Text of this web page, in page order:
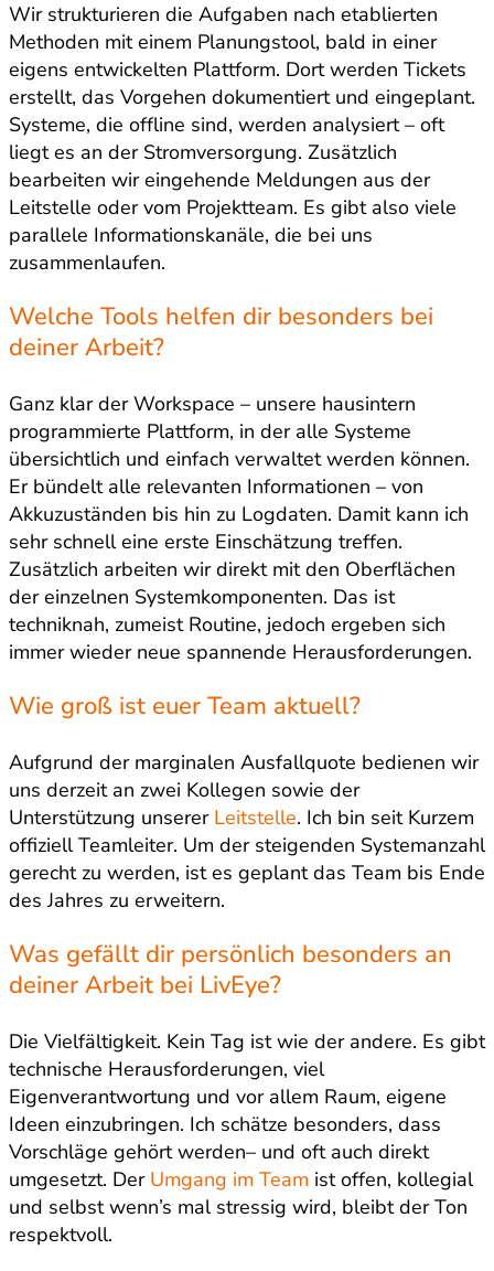
Wir strukturieren die Aufgaben nach etablierten
Methoden mit einem Planungstool, bald in einer
eigens entwickelten Plattform. Dort werden Tickets
erstellt, das Vorgehen dokumentiert und eingeplant.
Systeme, die offline sind, werden analysiert – oft
liegt es an der Stromversorgung. Zusätzlich
bearbeiten wir eingehende Meldungen aus der
Leitstelle oder vom Projektteam. Es gibt also viele
parallele Informationskanäle, die bei uns
zusammenlaufen.
Welche Tools helfen dir besonders bei
deiner Arbeit?
Ganz klar der Workspace – unsere hausintern
programmierte Plattform, in der alle Systeme
übersichtlich und einfach verwaltet werden können.
Er bündelt alle relevanten Informationen – von
Akkuzuständen bis hin zu Logdaten. Damit kann ich
sehr schnell eine erste Einschätzung treffen.
Zusätzlich arbeiten wir direkt mit den Oberflächen
der einzelnen Systemkomponenten. Das ist
techniknah, zumeist Routine, jedoch ergeben sich
immer wieder neue spannende Herausforderungen.
Wie groß ist euer Team aktuell?
Aufgrund der marginalen Ausfallquote bedienen wir
uns derzeit an zwei Kollegen sowie der
Unterstützung unserer Leitstelle. Ich bin seit Kurzem
offiziell Teamleiter. Um der steigenden Systemanzahl
gerecht zu werden, ist es geplant das Team bis Ende
des Jahres zu erweitern.
Was gefällt dir persönlich besonders an
deiner Arbeit bei LivEye?
Die Vielfältigkeit. Kein Tag ist wie der andere. Es gibt
technische Herausforderungen, viel
Eigenverantwortung und vor allem Raum, eigene
Ideen einzubringen. Ich schätze besonders, dass
Vorschläge gehört werden– und oft auch direkt
umgesetzt. Der Umgang im Team ist offen, kollegial
und selbst wenn’s mal stressig wird, bleibt der Ton
respektvoll.